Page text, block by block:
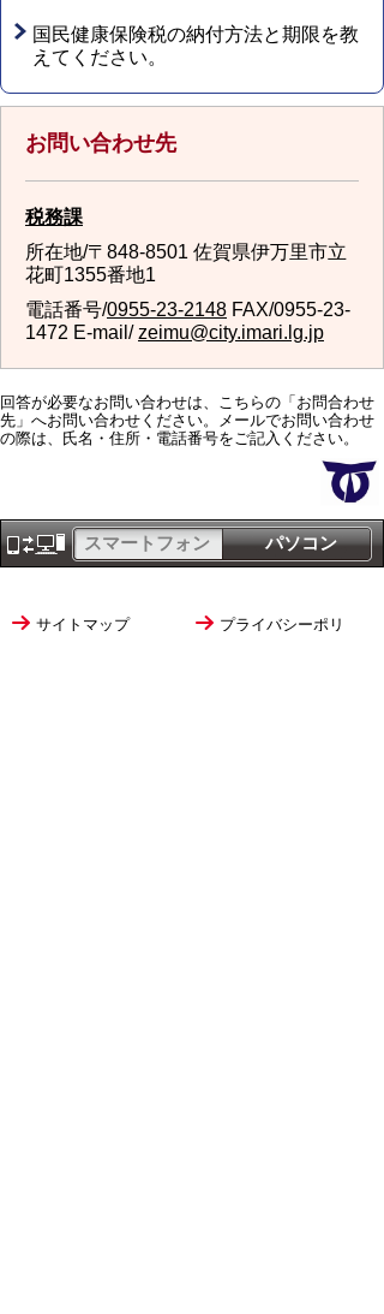
国民健康保険税の納付方法と期限を教
えてください。
お問い合わせ先
税務課
所在地/〒848-8501 佐賀県伊万里市立
花町1355番地1
電話番号/0955-23-2148 FAX/0955-23-
1472 E-mail/zeimu@city.imari.lg.jp
回答が必要なお問い合わせは、こちらの「お問合わせ
先」へお問い合わせください。メールでお問い合わせ
の際は、氏名・住所・電話番号をご記入ください。
パソコン
スマートフォン
サイトマップ
プライバシーポリ